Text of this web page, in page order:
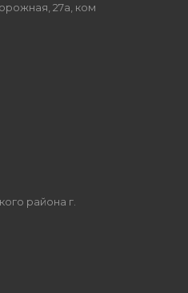
27а, ком
района г.